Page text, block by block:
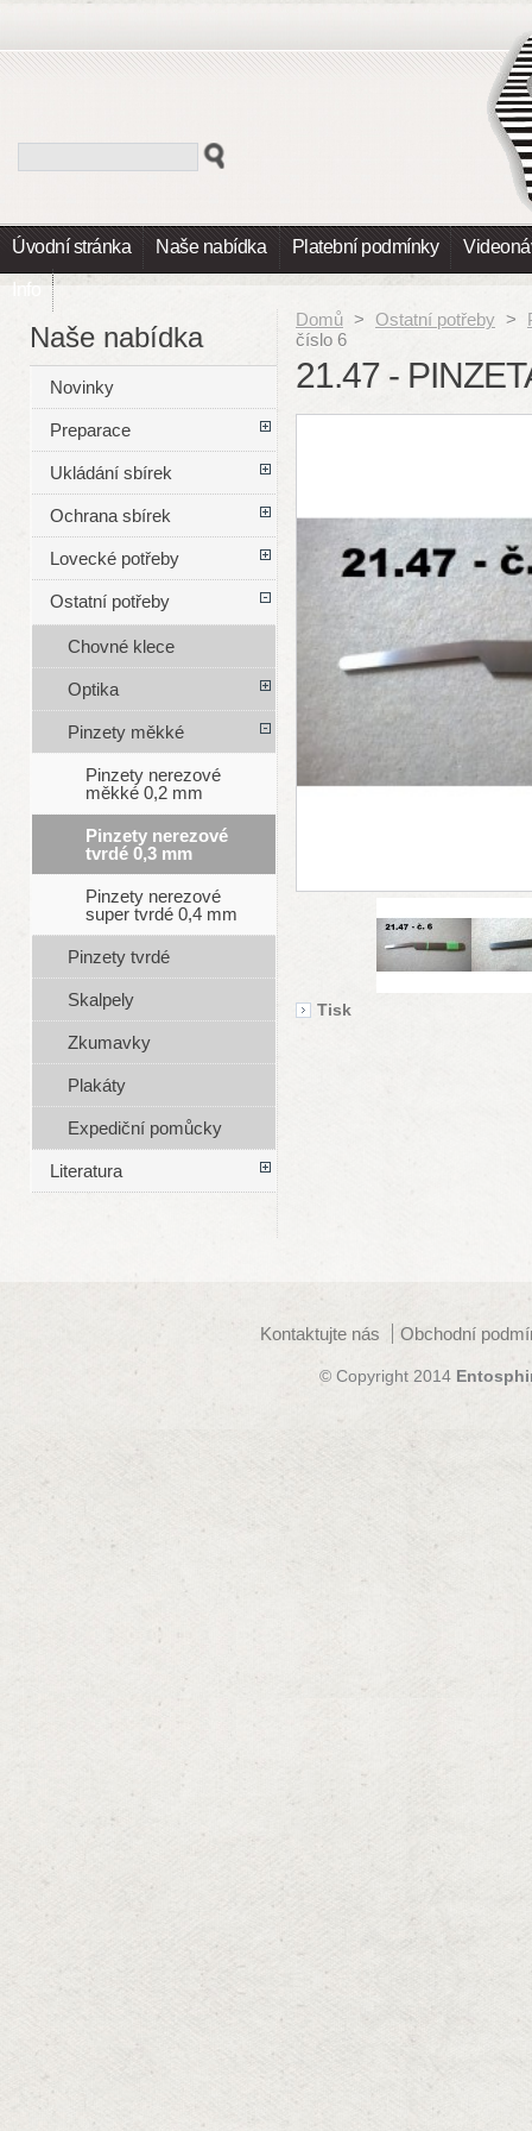
Úvodní stránka Naše nabídka Platební podmínky
Info
Domů > Ostatní potřeby >
číslo 6
21.47 -
Tisk
Naše nabídka
Novinky
Preparace
Ukládání sbírek
Ochrana sbírek
Lovecké potřeby
Ostatní potřeby
Chovné klece
Optika
Pinzety měkké
Pinzety nerezové
měkké 0,2 mm
Pinzety nerezové
tvrdé 0,3 mm
Pinzety nerezové
super tvrdé 0,4 mm
Pinzety tvrdé
Skalpely
Zkumavky
Plakáty
Expediční pomůcky
Literatura
Kontaktujte nás Obchodní
© Copyright 2014